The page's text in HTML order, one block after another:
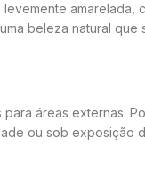
levemente amarelada,
beleza natural que
áreas externas.
ou sob exposição